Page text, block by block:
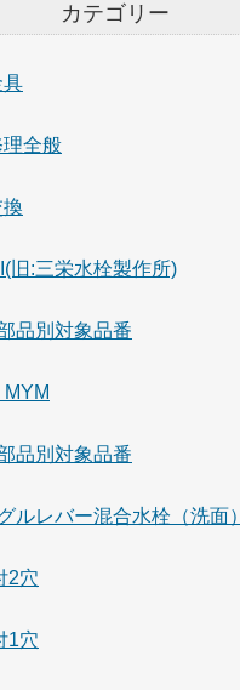
カテゴリー
具
全般
旧:三栄水栓製作所)
品別対象品番
品別対象品番
ルレバー混合水栓（洗面）
2穴
1穴